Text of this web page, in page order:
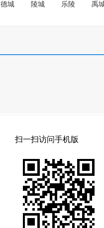
德城 陵城 乐陵 禹
扫一扫访问手机版